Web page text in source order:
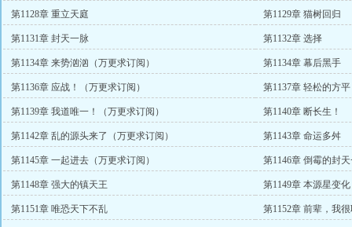
第1128章 重立天庭 第1129章 猫树回归
第1131章 封天一脉 第1132章 选择
第1134章 来势汹汹（万更求订阅） 第1134章 幕后黑手
第1136章 应战！（万更求订阅） 第1137章 轻松的方平
第1139章 我道唯一！（万更求订阅） 第1140章 断长生！
第1142章 乱的源头来了（万更求订阅） 第1143章 命运多舛
第1145章 一起进去（万更求订阅） 第1146章 倒霉的封
第1148章 强大的镇天王 第1149章 本源星变化
第1151章 唯恐天下不乱 第1152章 前辈，我